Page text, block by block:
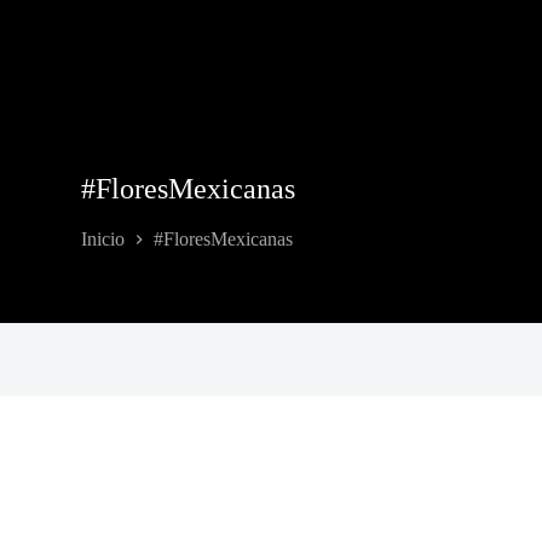
#FloresMexicanas
Inicio #FloresMexicanas